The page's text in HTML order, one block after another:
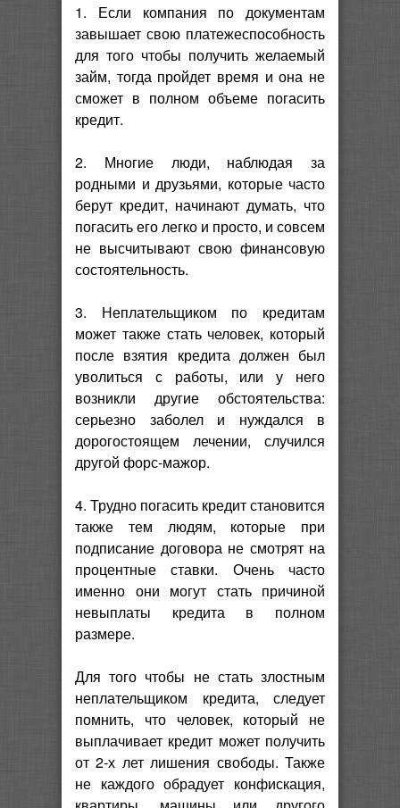
1. Если компания по документам
завышает свою платежеспособность
для того чтобы получить желаемый
займ, тогда пройдет время и она не
сможет в полном объеме погасить
кредит.
2. Многие люди, наблюдая за
родными и друзьями, которые часто
берут кредит, начинают думать, что
погасить его легко и просто, и совсем
не высчитывают свою финансовую
состоятельность.
3. Неплательщиком по кредитам
может также стать человек, который
после взятия кредита должен был
уволиться с работы, или у него
возникли другие обстоятельства:
серьезно заболел и нуждался в
дорогостоящем лечении, случился
другой форс-мажор.
4. Трудно погасить кредит становится
также тем людям, которые при
подписание договора не смотрят на
процентные ставки. Очень часто
именно они могут стать причиной
невыплаты кредита в полном
размере.
Для того чтобы не стать злостным
неплательщиком кредита, следует
помнить, что человек, который не
выплачивает кредит может получить
от 2-х лет лишения свободы. Также
не каждого обрадует конфискация,